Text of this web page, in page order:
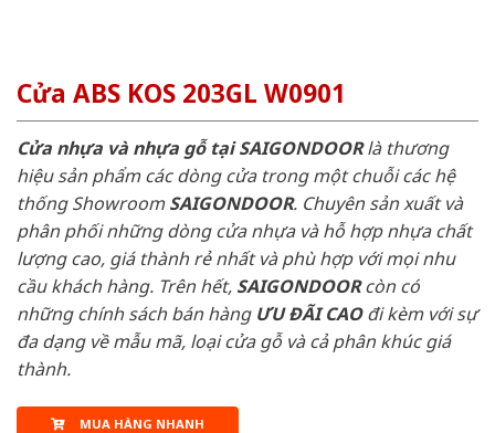
Cửa ABS KOS 203GL W0901
Cửa nhựa và nhựa gỗ tại SAIGONDOORlà thương
hiệu sản phẩm các dòng cửa trong một chuỗi các hệ
thống ShowroomSAIGONDOOR. Chuyên sản xuất và
phân phối những dòng cửa nhựa và hỗ hợp nhựa chất
lượng cao, giá thành rẻ nhất và phù hợp với mọi nhu
cầu khách hàng. Trên hết, SAIGONDOORcòn có
những chính sách bán hàng ƯU ĐÃI CAOđi kèm với sự
đa dạng về mẫu mã, loại cửa gỗ và cả phân khúc giá
thành.
MUA HÀNG NHANH